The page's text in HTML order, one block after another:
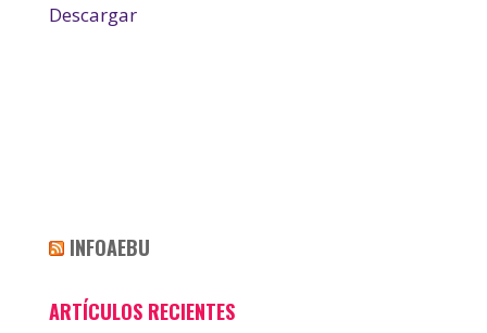
Descargar
INFOAEBU
ARTÍCULOS RECIENTES